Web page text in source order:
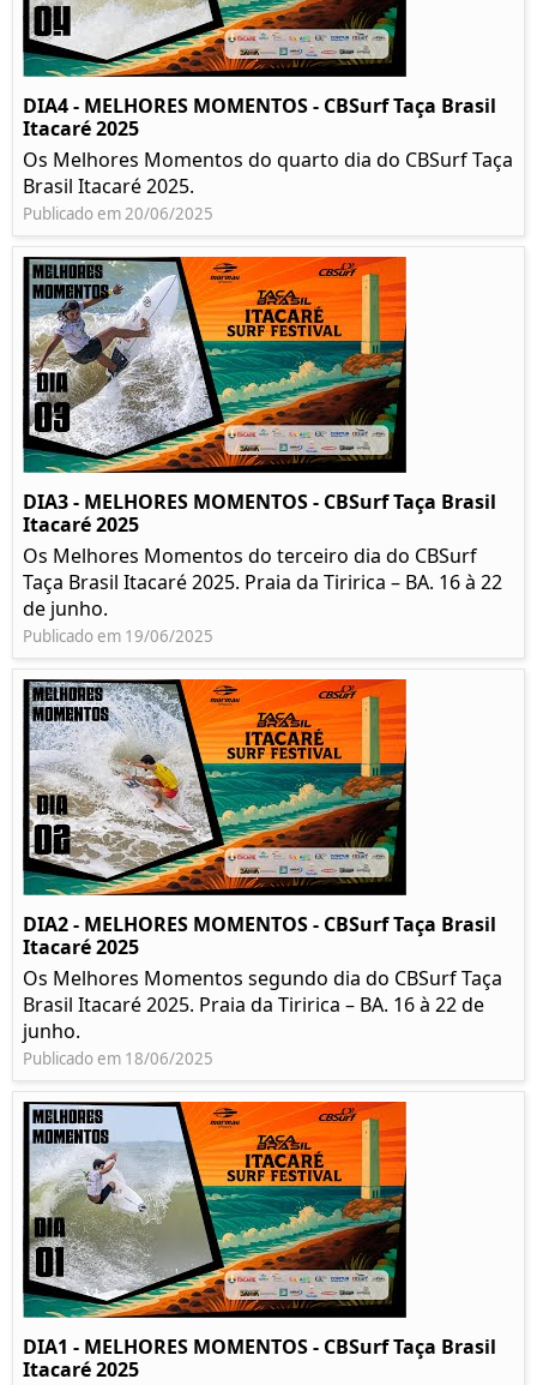
DIA4 - MELHORES MOMENTOS - CBSurf Taça Brasil
Itacaré 2025
Os Melhores Momentos do quarto dia do CBSurf Taça
Brasil Itacaré 2025.
Publicado em 20/06/2025
DIA3 - MELHORES MOMENTOS - CBSurf Taça Brasil
Itacaré 2025
Os Melhores Momentos do terceiro dia do CBSurf
Taça Brasil Itacaré 2025. Praia da Tiririca – BA. 16 à 22
de junho.
Publicado em 19/06/2025
DIA2 - MELHORES MOMENTOS - CBSurf Taça Brasil
Itacaré 2025
Os Melhores Momentos segundo dia do CBSurf Taça
Brasil Itacaré 2025. Praia da Tiririca – BA. 16 à 22 de
junho.
Publicado em 18/06/2025
DIA1 - MELHORES MOMENTOS - CBSurf Taça Brasil
Itacaré 2025